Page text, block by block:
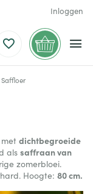
Inloggen
Saffloer
met dichtbegroeide
als saffraan van
zomerbloei.
Hoogte: 80 cm.